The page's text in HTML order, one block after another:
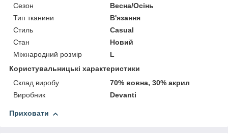
Сезон
Весна/Осінь
Тип тканини
В'язання
Стиль
Casual
Стан
Новий
Міжнародний розмір
L
Користувальницькі характеристики
Склад виробу
70% вовна, 30% акрил
Виробник
Devanti
Приховати